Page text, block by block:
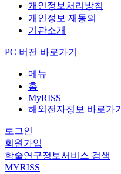
개인정보처리방침
개인정보 재동의
기관소개
PC 버전 바로가기
메뉴
홈
MyRISS
해외전자정보 바로가기
로그인
회원가입
학술연구정보서비스 검색
MYRISS